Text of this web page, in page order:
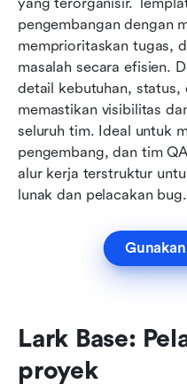
pengembangan dengan
memprioritaskan tugas,
masalah secara efisien.
detail kebutuhan, status,
memastikan visibilitas
seluruh tim. Ideal untuk
pengembang, dan tim
alur kerja terstruktur
lunak dan pelacakan bug.
Lark Base:
proyek